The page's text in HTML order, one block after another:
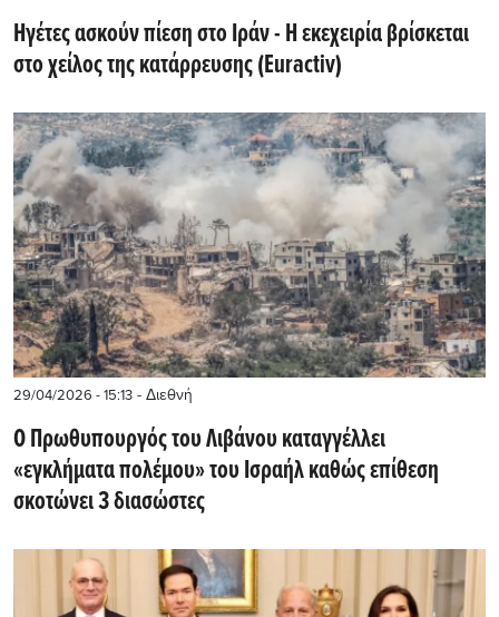
Ηγέτες ασκούν πίεση στο Ιράν - Η εκεχειρία βρίσκεται
στο χείλος της κατάρρευσης (Euractiv)
29/04/2026 - 15:13 - Διεθνή
Ο Πρωθυπουργός του Λιβάνου καταγγέλλει
«εγκλήματα πολέμου» του Ισραήλ καθώς επίθεση
σκοτώνει 3 διασώστες